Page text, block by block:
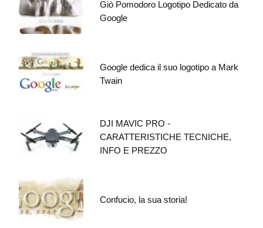
Giò Pomodoro Logotipo Dedicato da
Google
Google dedica il suo logotipo a Mark
Twain
DJI MAVIC PRO -
CARATTERISTICHE TECNICHE,
INFO E PREZZO
Confucio, la sua storia!